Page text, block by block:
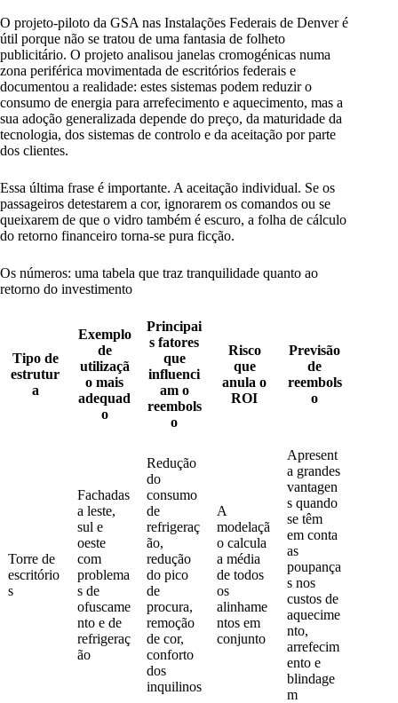
O projeto-piloto da GSA nas Instalações Federais de Denver é
útil porque não se tratou de uma fantasia de folheto
publicitário. O projeto analisou janelas cromogénicas numa
zona periférica movimentada de escritórios federais e
documentou a realidade: estes sistemas podem reduzir o
consumo de energia para arrefecimento e aquecimento, mas a
sua adoção generalizada depende do preço, da maturidade da
tecnologia, dos sistemas de controlo e da aceitação por parte
dos clientes.
Essa última frase é importante. A aceitação individual. Se os
passageiros detestarem a cor, ignorarem os comandos ou se
queixarem de que o vidro também é escuro, a folha de cálculo
do retorno financeiro torna-se pura ficção.
Os números: uma tabela que traz tranquilidade quanto ao
retorno do investimento
Tipo de
estrutur
a
Exemplo
de
utilizaçã
o mais
adequad
o
Principai
s fatores
que
influenci
am o
reembols
o
Risco
que
anula o
ROI
Previsão
de
reembols
o
Torre de
escritório
s
Fachadas
a leste,
sul e
oeste
com
problema
s de
ofuscame
nto e de
refrigeraç
ão
Redução
do
consumo
de
refrigeraç
ão,
redução
do pico
de
procura,
remoção
de cor,
conforto
dos
inquilinos
A
modelaçã
o calcula
a média
de todos
os
alinhame
ntos em
conjunto
Apresent
a grandes
vantagen
s quando
se têm
em conta
as
poupança
s nos
custos de
aquecime
nto,
arrefecim
ento e
blindage
m